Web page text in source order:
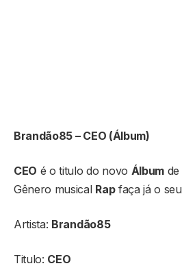
Brandão85 – CEO (Álbum)
CEO é o titulo do novo Álbum de
Gênero musical Rapfaça já o seu
Artista: Brandão85
Titulo: CEO